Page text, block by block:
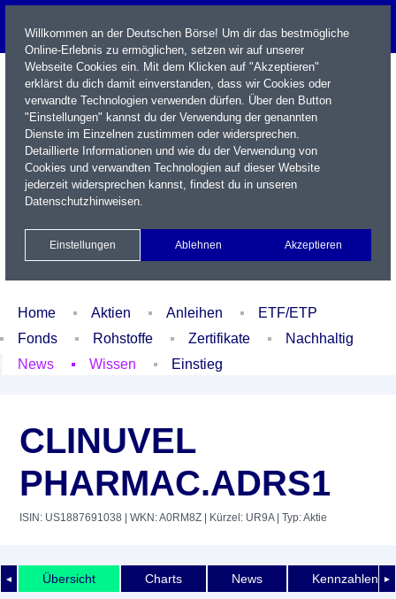
Name / WKN / ISIN / Kürzel
Xetra Realtime
Watchlist Portfolio Login
Home Aktien Anleihen
ETF/ETP
Fonds
Rohstoffe Zertifikate
Nachhaltig
News
Wissen Einstieg
CLINUVEL
PHARMAC.ADRS1
ISIN: US1887691038 | WKN: A0RM8Z | Kürzel: UR9A| Typ: Aktie
◄ ►
Übersicht Charts News Kennzahlen
Willkommen an der Deutschen Börse! Um dir das bestmögliche
Online-Erlebnis zu ermöglichen, setzen wir auf unserer
Webseite Cookies ein. Mit dem Klicken auf "Akzeptieren"
erklärst du dich damit einverstanden, dass wir Cookies oder
verwandte Technologien verwenden dürfen. Über den Button
"Einstellungen" kannst du der Verwendung der genannten
Dienste im Einzelnen zustimmen oder widersprechen.
Detaillierte Informationen und wie du der Verwendung von
Cookies und verwandten Technologien auf dieser Website
jederzeit widersprechen kannst, findest du in unseren
Datenschutzhinweisen.
Einstellungen Ablehnen Akzeptieren